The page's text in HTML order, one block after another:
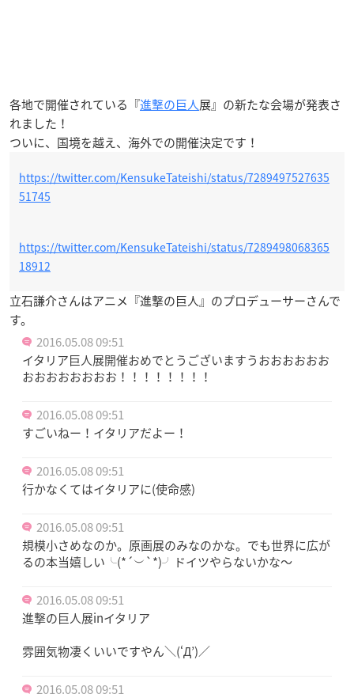
各地で開催されている『進撃の巨人展』の新たな会場が発表さ
れました！
ついに、国境を越え、海外での開催決定です！
https://twitter.com/KensukeTateishi/status/7289497527635
51745
https://twitter.com/KensukeTateishi/status/7289498068365
18912
立石謙介さんはアニメ『進撃の巨人』のプロデューサーさんで
す。
2016.05.08 09:51
イタリア巨人展開催おめでとうございますうおおおおおお
おおおおおおおお！！！！！！！！
2016.05.08 09:51
すごいねー！イタリアだよー！
2016.05.08 09:51
行かなくてはイタリアに(使命感)
2016.05.08 09:51
規模小さめなのか。原画展のみなのかな。でも世界に広が
るの本当嬉しい╰(*´︶`*)╯ドイツやらないかな～
2016.05.08 09:51
進撃の巨人展inイタリア
雰囲気物凄くいいですやん＼(‘Д’)／
2016.05.08 09:51